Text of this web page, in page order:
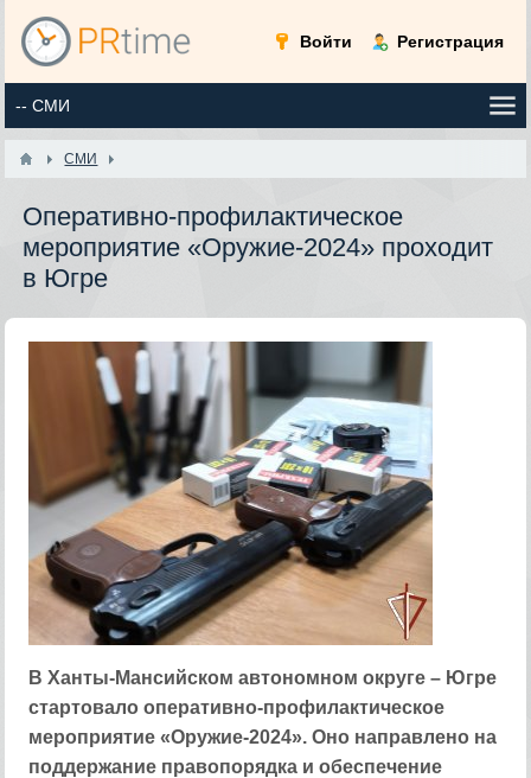
Войти Регистрация
СМИ
Оперативно-профилактическое
мероприятие «Оружие-2024» проходит
в Югре
​В Ханты-Мансийском автономном округе – Югре
стартовало оперативно-профилактическое
мероприятие «Оружие-2024». Оно направлено на
поддержание правопорядка и обеспечение